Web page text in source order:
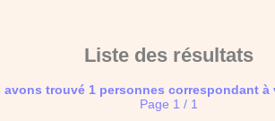
Liste des résultats
avons trouvé 1 personnes correspondant à
Page 1 / 1